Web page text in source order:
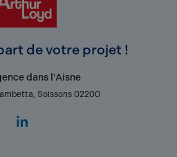
de votre projet !
dans l'Aisne
Soissons 02200